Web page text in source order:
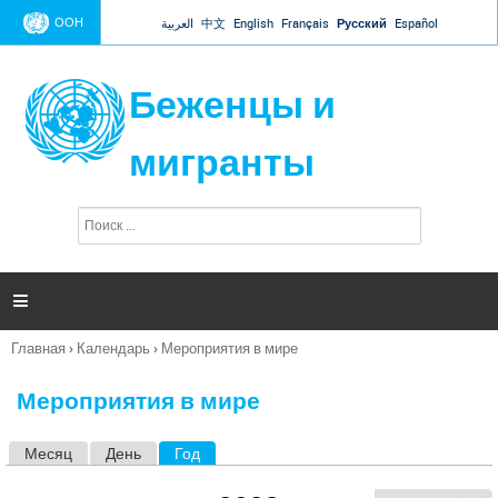
Jump to navigation
ООН العربية 中文 English Français Русский Español
Беженцы и
мигранты
п
и

Вы
Главная › Календарь › Мероприятия в мире
Мероприятия в мире
Месяц День Год